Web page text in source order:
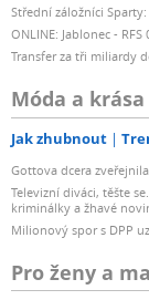
Střední záložníci
ONLINE: Jablonec -
Transfer za tři miliardy
Móda a krása
Jak zhubnout
Gottova dcera
Televizní diváci, těšte
kriminálky a žhavé
Milionový spor s DPP
Pro ženy a